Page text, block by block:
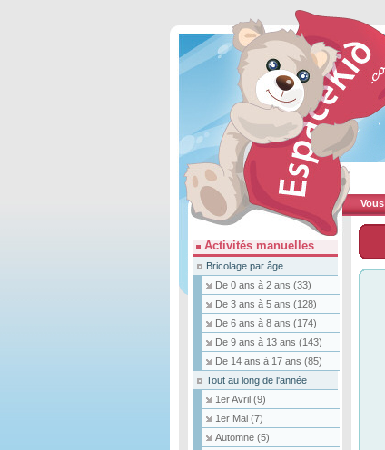
Activités manuelles
Bricolage par âge
De 0 ans à 2 ans (33)
De 3 ans à 5 ans (128)
De 6 ans à 8 ans (174)
De 9 ans à 13 ans (143)
De 14 ans à 17 ans (85)
Tout au long de l'année
1er Avril (9)
1er Mai (7)
Automne (5)